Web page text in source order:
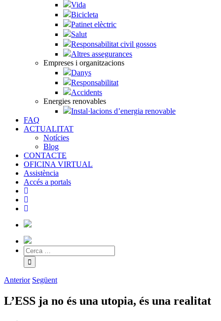
Vida
Bicicleta
Patinet elèctric
Salut
Responsabilitat civil gossos
Altres assegurances
Empreses i organitzacions
Danys
Responsabilitat
Accidents
Energies renovables
Instal·lacions d’energia renovable
FAQ
ACTUALITAT
Notícies
Blog
CONTACTE
OFICINA VIRTUAL
Assistència
Accés a portals
Anterior Següent
L’ESS ja no és una utopia, és una realitat